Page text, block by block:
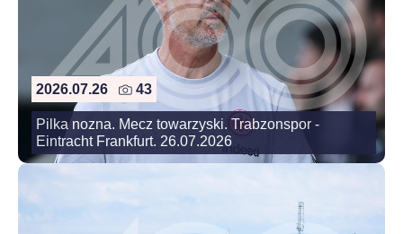
2026.07.26 43
Pilka nozna. Mecz towarzyski. Trabzonspor -
Eintracht Frankfurt. 26.07.2026